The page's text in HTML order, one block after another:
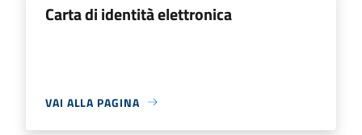
Carta di identità elettronica
VAI ALLA PAGINA